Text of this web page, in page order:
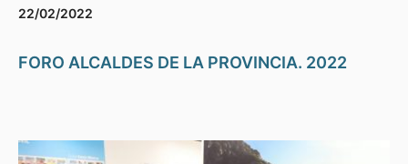
22/02/2022
FORO ALCALDES DE LA PROVINCIA. 2022